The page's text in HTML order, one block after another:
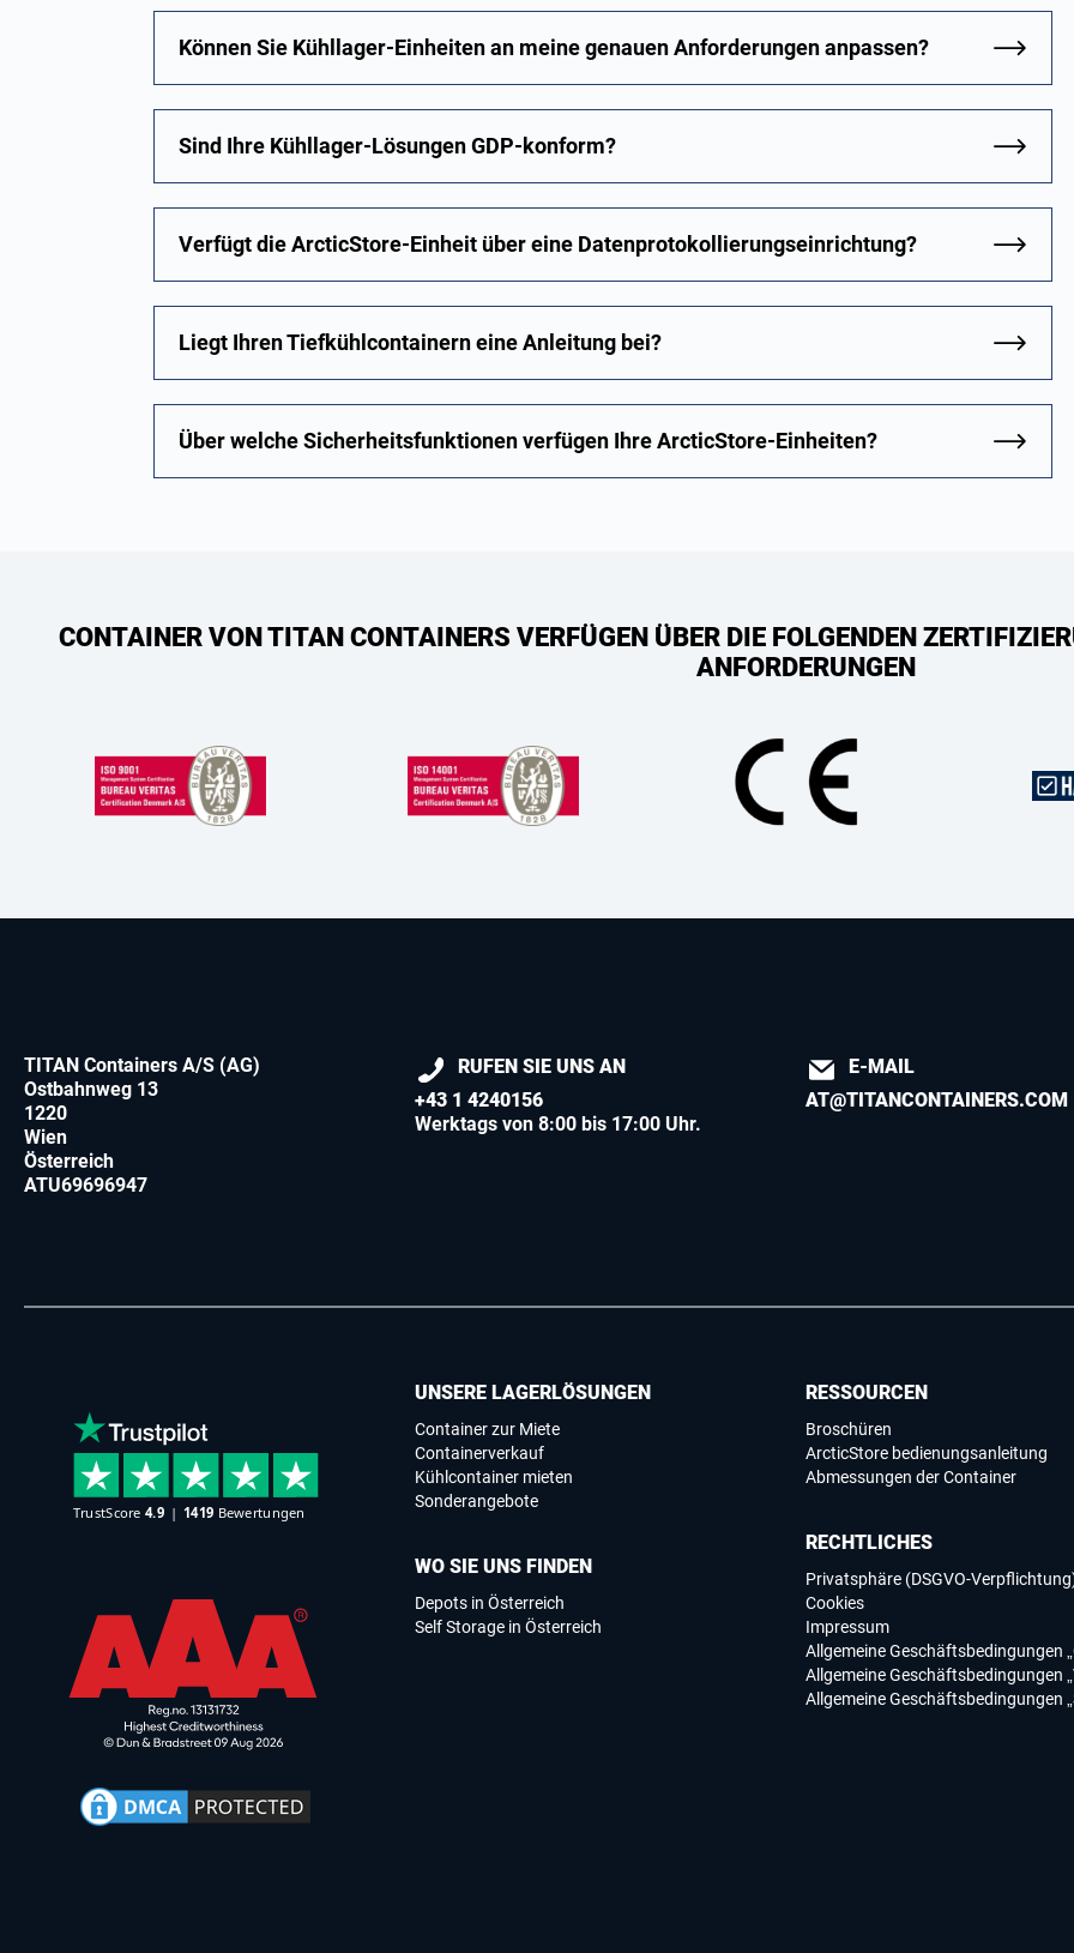
Können Sie Kühllager-Einheiten an meine genauen Anforderungen anpassen?
Sind Ihre Kühllager-Lösungen GDP-konform?
Verfügt die ArcticStore-Einheit über eine Datenprotokollierungseinrichtung?
Liegt Ihren Tiefkühlcontainern eine Anleitung bei?
Über welche Sicherheitsfunktionen verfügen Ihre ArcticStore-Einheiten?
CONTAINER VON TITAN CONTAINERS VERFÜGEN ÜBER DIE FOLGENDEN
ANFORDERUNGEN
TITAN Containers A/S (AG)
Ostbahnweg 13
1220
Wien
Österreich
ATU69696947
RUFEN SIE UNS AN
+43 1 4240156
Werktags von 8:00 bis 17:00 Uhr.
E-MAIL
AT@TITANCONTAINERS.COM
UNSERE LAGERLÖSUNGEN
Container zur Miete
Containerverkauf
Kühlcontainer mieten
Sonderangebote
WO SIE UNS FINDEN
Depots in Österreich
Self Storage in Österreich
RESSOURCEN
Broschüren
ArcticStore bedienungsanleitung
Abmessungen der Container
RECHTLICHES
Privatsphäre (DSGVO-
Cookies
Impressum
Allgemeine Geschäftsbedingungen
Allgemeine Geschäftsbedingungen
Allgemeine Geschäftsbedingungen